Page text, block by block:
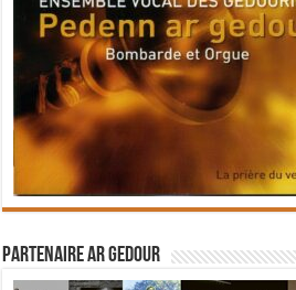
Partenaire Ar Gedour